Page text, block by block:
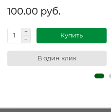
100.00 руб.
Купить
В один клик